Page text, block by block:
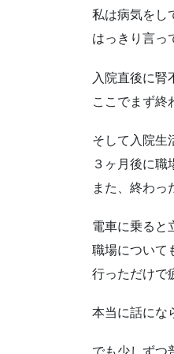
私は病気をし
はっきり言っ
入院直後に腎
ここでまず終
そして入院生
３ヶ月後に職
また、終わっ
電車に乗ると
職場について
行っただけで
本当に話にな